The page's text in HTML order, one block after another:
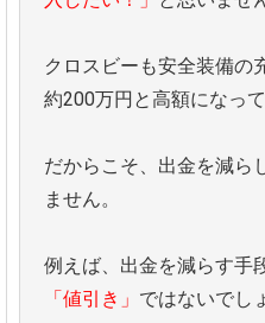
クロスビーも安全装備の
約200万円と高額になって
だからこそ、出金を減ら
ません。
例えば、出金を減らす手
「値引き」 ではないでし